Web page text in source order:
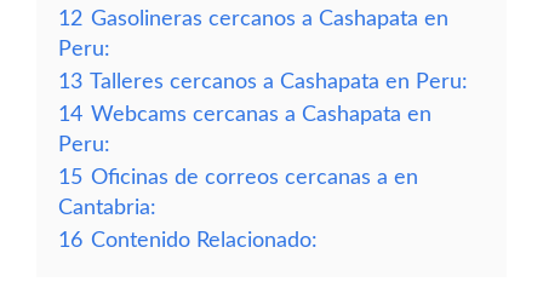
12 Gasolineras cercanos a Cashapata en
Peru:
13 Talleres cercanos a Cashapata en Peru:
14 Webcams cercanas a Cashapata en
Peru:
15 Oficinas de correos cercanas a en
Cantabria:
16 Contenido Relacionado: